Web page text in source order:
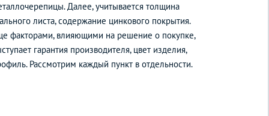
Далее, учитывается толщина
листа, содержание цинкового покрытия.
факторами, влияющими на решение о покупке,
гарантия производителя, цвет изделия,
Рассмотрим каждый пункт в отдельности.